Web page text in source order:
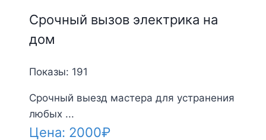
Срочный вызов электрика на
дом
Показы: 191
Срочный выезд мастера для устранения
любых ...
Цена: 2000₽